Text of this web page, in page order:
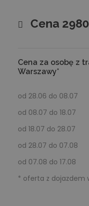
Cena
Cena za osobę z
Warszawy*
od 28.06 do 08.07
od 08.07 do 18.07
od 18.07 do 28.07
od 28.07 do 07.08
od 07.08 do 17.08
* oferta z dojazdem